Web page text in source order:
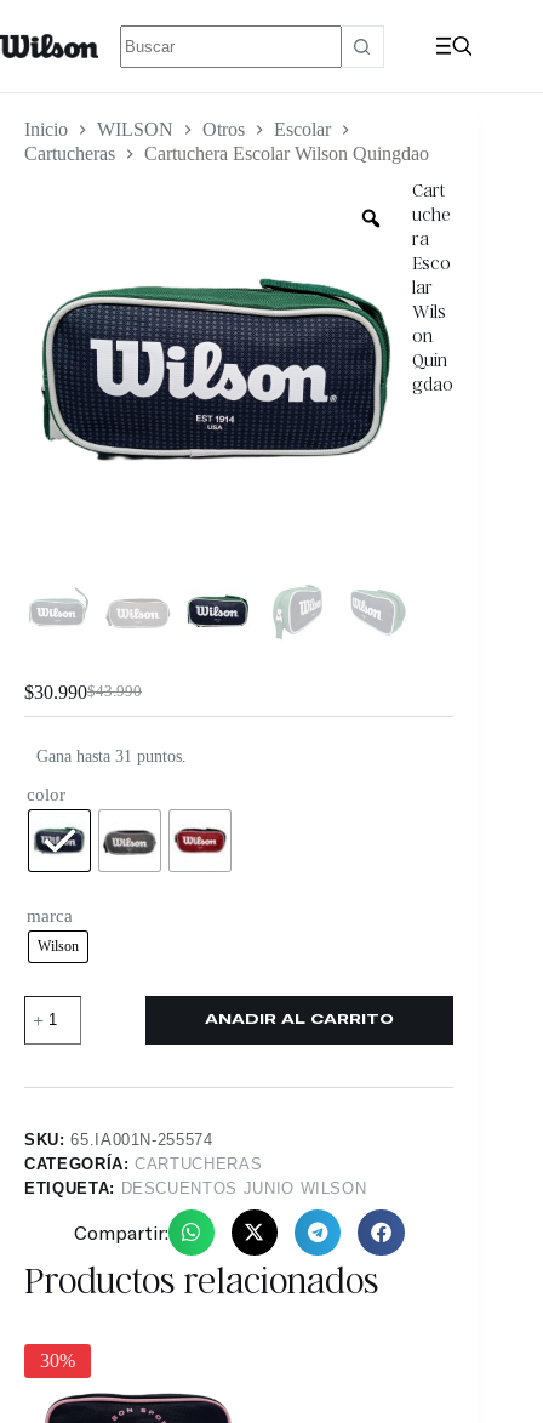
Inicio WILSON Otros
Escolar
Cartucheras
Cartuchera Escolar Wilson Quingdao
Cart
uche
ra
Esco
lar
Wils
on
Quin
gdao
$43.990
$30.990
Gana hasta 31 puntos.
color
marca
Wilson
AÑADIR AL CARRITO
SKU:65.IA001N-255574
CATEGORÍA:CARTUCHERAS
ETIQUETA: DESCUENTOS JUNIO WILSON
Compartir:
Productos relacionados
30%